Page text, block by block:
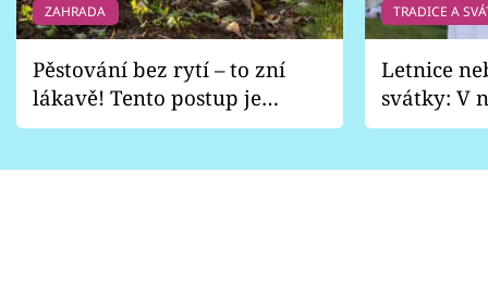
ZAHRADA
Pěstování bez rytí – to zní
lákavě! Tento postup je
vhodný jen pro některé
TRADICE A
Letnice
svátky: V
pondělí